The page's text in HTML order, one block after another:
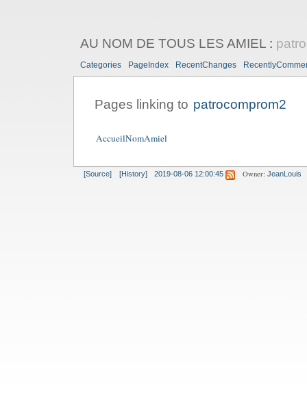
AU NOM DE TOUS LES AMIEL:
Categories PageIndex RecentChanges
Pages linking to patrocomprom2
AccueilNomAmiel
[Source] [History] 2019-08-06 12:00:45 Owner: JeanLouis